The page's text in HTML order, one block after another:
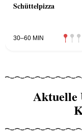
Schüttelpizza
30–60 MIN
Aktuelle